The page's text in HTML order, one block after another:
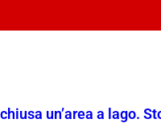
un’area a lago.